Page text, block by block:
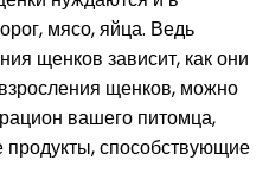
мясо, яйца. Ведь
щенков зависит, как они
щенков, можно
вашего питомца,
продукты, способствующие